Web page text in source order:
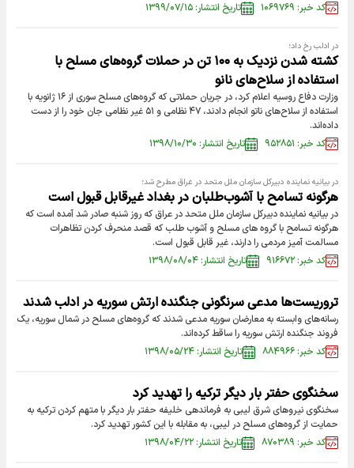
کد خبر: ۱۰۶۹۷۶۹
تاریخ انتشار: ۱۳۹۹/۰۷/۱۵
در ادلب رخ داد؛
کشته شدن نزدیک به ۱۰۰ تن در حملات گروه‌های مسلح با
استفاده از سلاح‌های نانو
وزارت دفاع روسیه اعلام کرد، در جریان حملاتی که گروه‌های مسلح سوری از ۱۶ ژانویه با
استفاده از سلاح‌های ناتو انجام دادند، ۴۷ نظامی و ۵۱ غیر نظامی جان خود را از دست
داده‌اند.
کد خبر: ۹۵۲۸۵۱
تاریخ انتشار: ۱۳۹۸/۱۰/۳۰
در بیانیه نماینده دبیرکل سازمان ملل متحد در عراق مطرح شد؛
هرگونه تسامح با آشوب‌طلبان در بغداد غیرقابل قبول است
در بیانیه نماینده دبیرکل سازمان ملل متحد در عراق که روز شنبه صادر شد آمده است که
هرگونه تسامح با گروه های مسلح و آشوب طلب که قصد منحرف کردن تظاهرات
مسالمت آمیز مردمی را دارند، غیر قابل قبول است.
کد خبر: ۹۱۶۶۷۲
تاریخ انتشار: ۱۳۹۸/۰۸/۰۴
تروریست‌ها مدعی سرنگونی جنگنده ارتش سوریه در ادلب شدند
رسانه‌های وابسته به معارضان سوریه مدعی شدند که گروه‌های مسلح در شمال سوریه، یک
فروند جنگنده ارتش سوریه را ساقط کرده‌اند.
کد خبر: ۸۸۴۹۶۶
تاریخ انتشار: ۱۳۹۸/۰۵/۲۴
سخنگوی حفتر بار دیگر ترکیه را تهدید کرد
سخنگوی نیروهای شرق لیبی به فرماندهی خلیفه حفتر بار دیگر با متهم کردن ترکیه به
حمایت از گروه‌های مسلح در لیبی، به مقابله با این کشور تهدید کرد.
کد خبر: ۸۷۰۳۸۹
تاریخ انتشار: ۱۳۹۸/۰۴/۲۲